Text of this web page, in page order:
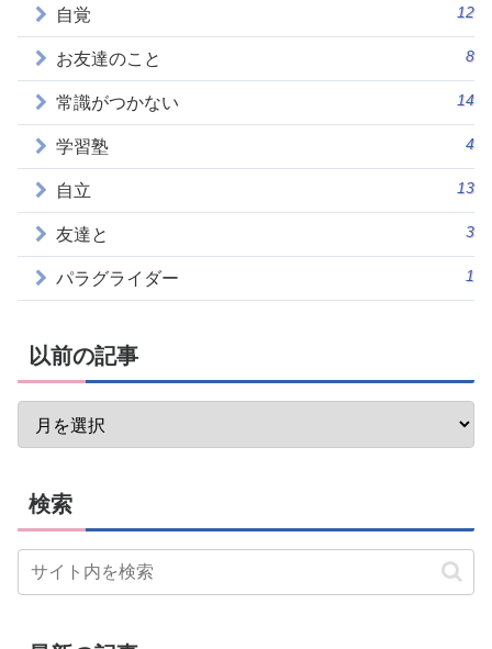
自覚 12
お友達のこと 8
常識がつかない 14
学習塾 4
自立 13
友達と 3
パラグライダー 1
以前の記事
検索